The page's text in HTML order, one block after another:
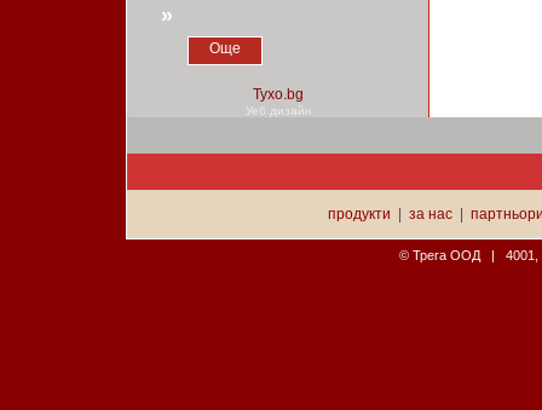
»
Още
Уеб дизайн
продукти за нас|
© Трега ООД | 4001,